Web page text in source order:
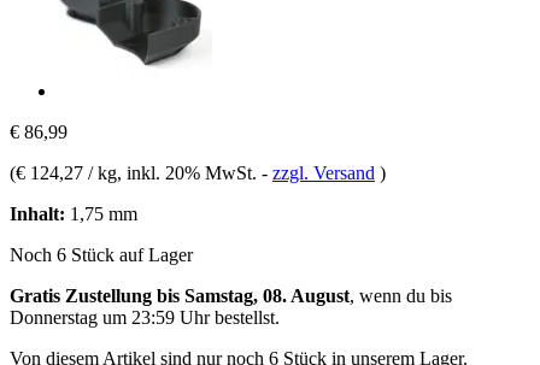
€ 86,99
(€ 124,27 / kg, inkl. 20% MwSt. - zzgl. Versand )
Inhalt: 1,75 mm
Noch 6 Stück auf Lager
Gratis Zustellung bis Samstag, 08. August, wenn du bis
Donnerstag um 23:59 Uhrbestellst.
Von diesem Artikel sind nur noch 6 Stück in unserem Lager.